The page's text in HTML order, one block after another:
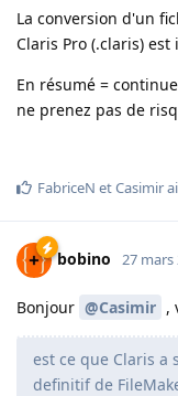
La conversion d'un
Claris Pro (.claris)
En résumé =
ne prenez pas de
FabriceN etCasimir
bobino 27 mars
Bonjour @Casimir ,
est ce que Claris a
definitif de